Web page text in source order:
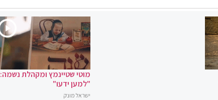
מוטי שטיינמץ ומקהלת נשמה:
"למען ידעו"
ישראל מונק